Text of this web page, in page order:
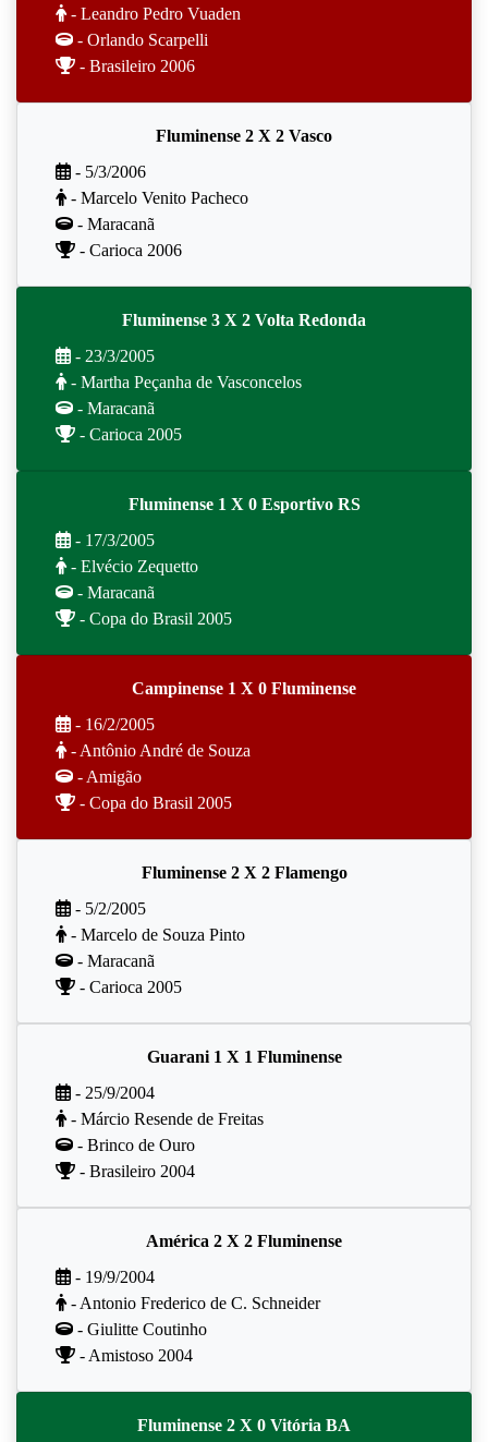
- Leandro Pedro Vuaden
- Orlando Scarpelli
- Brasileiro 2006
Fluminense 2 X 2 Vasco
- 5/3/2006
- Marcelo Venito Pacheco
- Maracanã
- Carioca 2006
Fluminense 3 X 2 Volta Redonda
- 23/3/2005
- Martha Peçanha de Vasconcelos
- Maracanã
- Carioca 2005
Fluminense 1 X 0 Esportivo RS
- 17/3/2005
- Elvécio Zequetto
- Maracanã
- Copa do Brasil 2005
Campinense 1 X 0 Fluminense
- 16/2/2005
- Antônio André de Souza
- Amigão
- Copa do Brasil 2005
Fluminense 2 X 2 Flamengo
- 5/2/2005
- Marcelo de Souza Pinto
- Maracanã
- Carioca 2005
Guarani 1 X 1 Fluminense
- 25/9/2004
- Márcio Resende de Freitas
- Brinco de Ouro
- Brasileiro 2004
América 2 X 2 Fluminense
- 19/9/2004
- Antonio Frederico de C. Schneider
- Giulitte Coutinho
- Amistoso 2004
Fluminense 2 X 0 Vitória BA